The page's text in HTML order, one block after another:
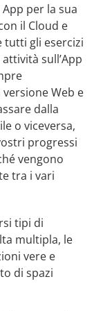
per la sua
il Cloud e
tutti gli esercizi
sull’App
Web e
dalla
o viceversa,
progressi
vengono
tra i vari
tipi di
multipla, le
vere e
di spazi